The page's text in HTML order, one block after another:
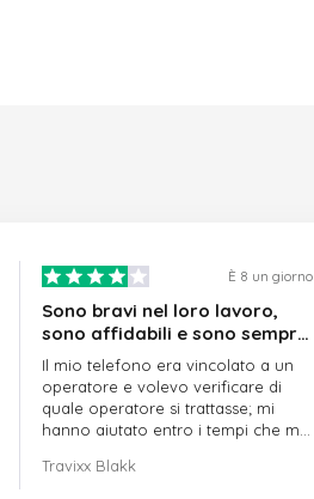
È 8 un giorno
Sono bravi nel loro lavoro,
sono affidabili e sono sempre
puntuali
Il mio telefono era vincolato a un
operatore e volevo verificare di
quale operatore si trattasse; mi
hanno aiutato entro i tempi che mi
Travixx Blakk